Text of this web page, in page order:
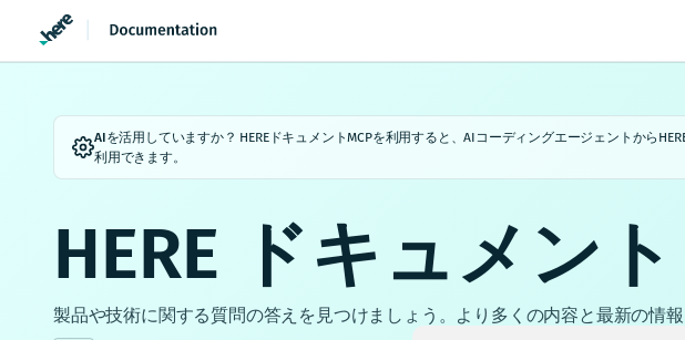
AIを活用していますか？ HEREドキュメントMCPを利用すると、AIコーディングエージェントから
利用できます。
HERE ドキュメント
製品や技術に関する質問の答えを見つけましょう。より多くの内容と最新の情